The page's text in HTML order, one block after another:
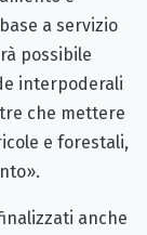
a servizio
possibile
interpoderali
che mettere
e forestali,
anche